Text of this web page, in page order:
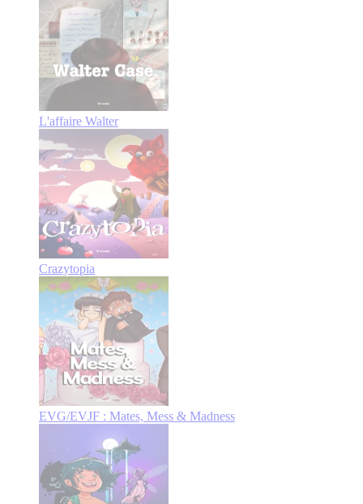
L'affaire Walter
Crazytopia
EVG/EVJF : Mates, Mess & Madness